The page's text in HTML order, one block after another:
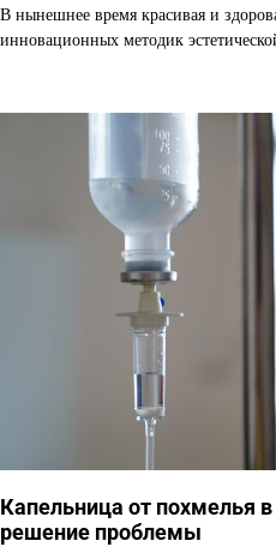
В нынешнее время красивая и
инновационных методик
Капельница от похмелья
решение проблемы